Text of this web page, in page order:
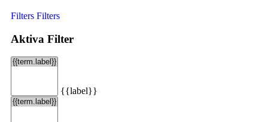
Filters Filters
Aktiva Filter
{{label}}